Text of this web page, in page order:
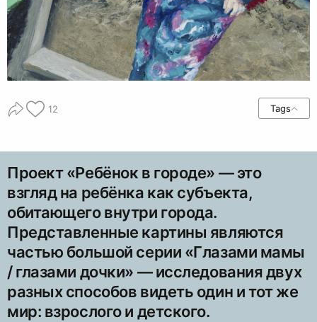
12 Tags
Проект «Ребёнок в городе» — это
взгляд на ребёнка как субъекта,
обитающего внутри города.
Представленные картины являются
частью большой серии «Глазами мамы
/ глазами дочки» — исследования двух
разных способов видеть один и тот же
мир: взрослого и детского.